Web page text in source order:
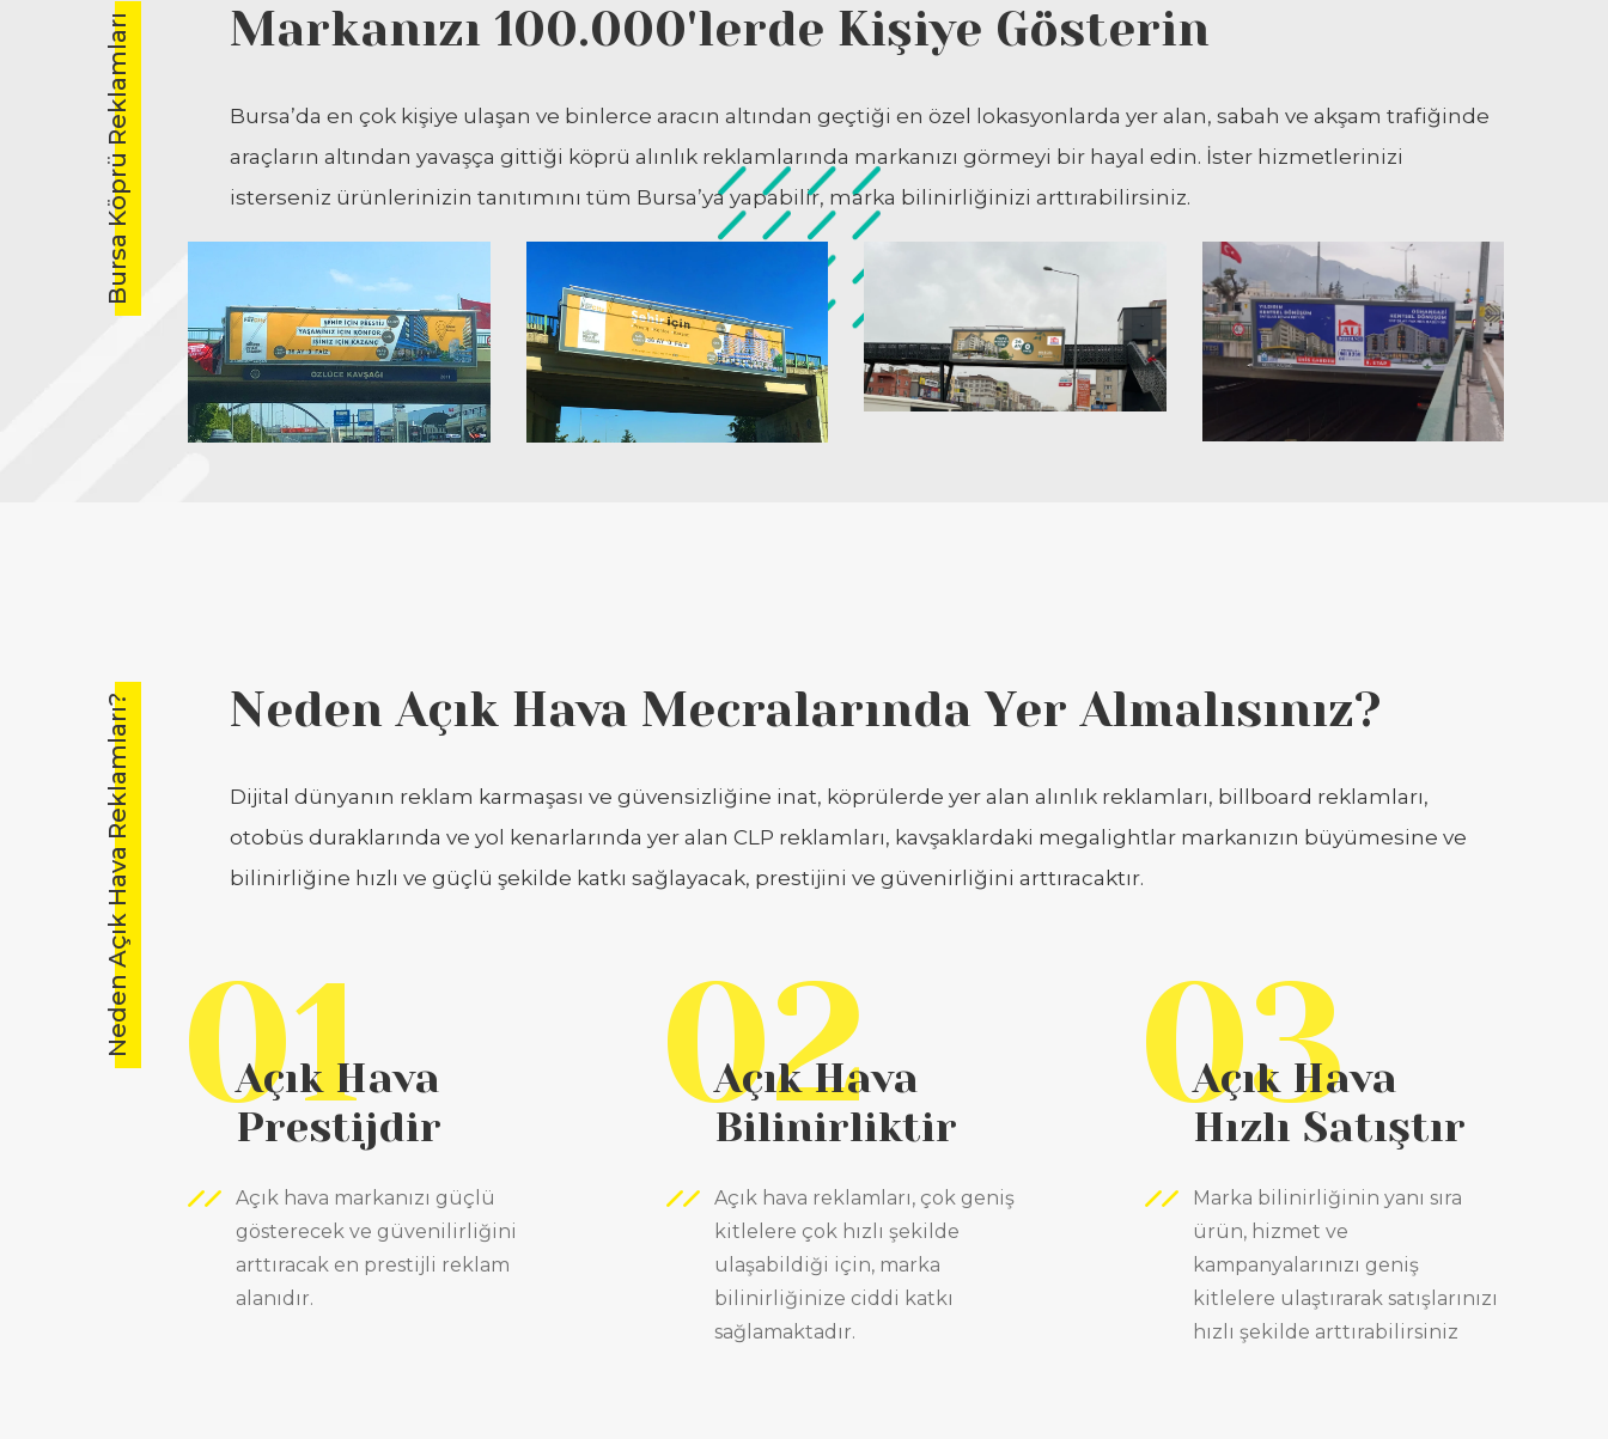
Bursa Köprü Reklamları Markanızı 100.000'lerde Kişiye Gösterin
Bursa’da en çok kişiye ulaşan ve binlerce aracın altından geçtiği en özel lokasyonlarda yer alan, sabah ve akşam trafiğinde
araçların altından yavaşça gittiği köprü alınlık reklamlarında markanızı görmeyi bir hayal edin. İster hizmetlerinizi
isterseniz ürünlerinizin tanıtımını tüm Bursa’ya yapabilir, marka bilinirliğinizi arttırabilirsiniz.
Neden Açık Hava Reklamları? Neden Açık Hava Mecralarında Yer Almalısınız?
Dijital dünyanın reklam karmaşası ve güvensizliğine inat, köprülerde yer alan alınlık reklamları, billboard reklamları,
otobüs duraklarında ve yol kenarlarında yer alan CLP reklamları, kavşaklardaki megalightlar markanızın büyümesine ve
bilinirliğine hızlı ve güçlü şekilde katkı sağlayacak, prestijini ve güvenirliğini arttıracaktır.
01
Açık Hava
Prestijdir
Açık hava markanızı güçlü
gösterecek ve güvenilirliğini
arttıracak en prestijli reklam
alanıdır.
02
Açık Hava
Bilinirliktir
Açık hava reklamları, çok geniş
kitlelere çok hızlı şekilde
ulaşabildiği için, marka
bilinirliğinize ciddi katkı
sağlamaktadır.
03
Açık Hava
Hızlı Satıştır
Marka bilinirliğinin yanı sıra
ürün, hizmet ve
kampanyalarınızı geniş
kitlelere ulaştırarak satışlarınızı
hızlı şekilde arttırabilirsiniz